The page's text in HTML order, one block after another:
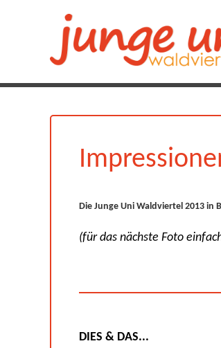
Die Junge Uni Waldviertel 2013 in
(für das nächste Foto
DIES & DAS...